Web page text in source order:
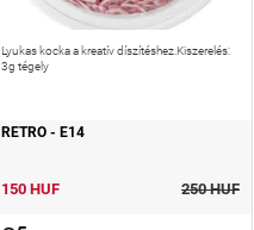
Lyukas kocka a kreatív díszítéshez.Kiszerelés:
3g tégely
RETRO - E14
150 HUF 250 HUF